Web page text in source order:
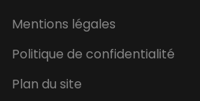
Mentions légales
Politique de confidentialité
Plan du site